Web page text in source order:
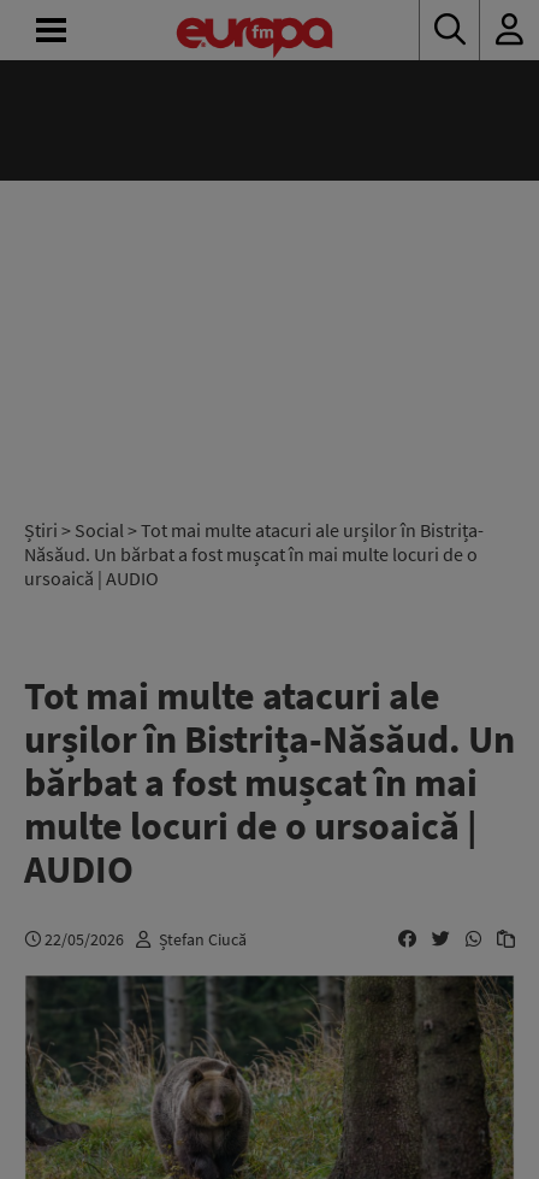
Știri > Social> Tot mai multe atacuri ale urșilor în Bistrița-
Năsăud. Un bărbat a fost mușcat în mai multe locuri de o
ursoaică | AUDIO
Tot mai multe atacuri ale
urșilor în Bistrița-Năsăud. Un
bărbat a fost mușcat în mai
multe locuri de o ursoaică |
AUDIO
22/05/2026 Ștefan Ciucă